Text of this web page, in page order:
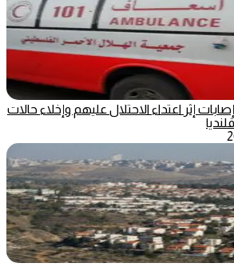
الهلال الأحمر: 8 إصابات إثر اعتداء الاحتلال عليهم وإخلاء حالات